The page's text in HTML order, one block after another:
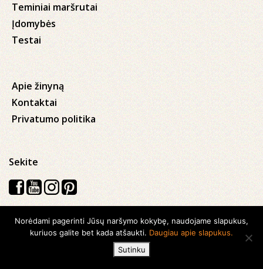
Teminiai maršrutai
Įdomybės
Testai
Apie žinyną
Kontaktai
Privatumo politika
Sekite
Visos teisės saugomos © 2026 Kauno apskrities viešoji Ąžuolyno
biblioteka
Norėdami pagerinti Jūsų naršymo kokybę, naudojame slapukus,
kuriuos galite bet kada atšaukti. Daugiau apie slapukus.
Sutinku